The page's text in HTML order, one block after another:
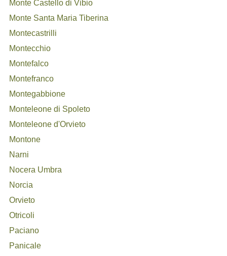
Monte Castello di Vibio
Monte Santa Maria Tiberina
Montecastrilli
Montecchio
Montefalco
Montefranco
Montegabbione
Monteleone di Spoleto
Monteleone d'Orvieto
Montone
Narni
Nocera Umbra
Norcia
Orvieto
Otricoli
Paciano
Panicale